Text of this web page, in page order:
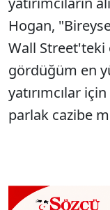
Hogan,
Wall Street'teki
gördüğüm en
yatırımcılar
parlak cazibe